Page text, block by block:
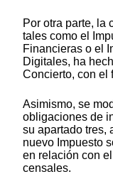
Por otra parte, la
tales como el
Financieras o el
Digitales, ha
Concierto, con el
Asimismo, se
obligaciones de
su apartado tres,
nuevo Impuesto
en relación con
censales.